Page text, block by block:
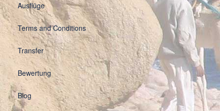
Ausflüge
Terms and Conditions
Transfer
Bewertung
Blog